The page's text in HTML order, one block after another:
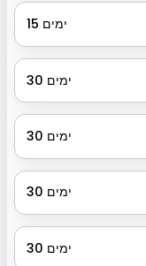
15 ימים
30 ימים
30 ימים
30 ימים
30 ימים